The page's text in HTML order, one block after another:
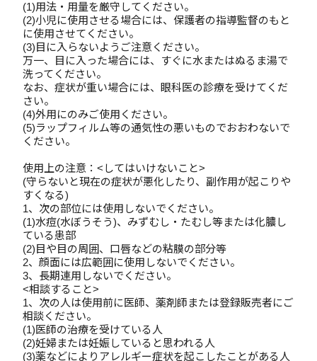
(1)用法・用量を厳守してください。
(2)小児に使用させる場合には、保護者の指導監督のもと
に使用させてください。
(3)目に入らないようご注意ください。
万一、目に入った場合には、すぐに水またはぬるま湯で
洗ってください。
なお、症状が重い場合には、眼科医の診療を受けてくだ
さい。
(4)外用にのみご使用ください。
(5)ラップフィルム等の通気性の悪いものでおおわないで
ください。
使用上の注意：<してはいけないこと>
(守らないと現在の症状が悪化したり、副作用が起こりや
すくなる)
1、次の部位には使用しないでください。
(1)水痘(水ぼうそう)、みずむし・たむし等または化膿し
ている患部
(2)目や目の周囲、口唇などの粘膜の部分等
2、顔面には広範囲に使用しないでください。
3、長期連用しないでください。
<相談すること>
1、次の人は使用前に医師、薬剤師または登録販売者にご
相談ください。
(1)医師の治療を受けている人
(2)妊婦または妊娠していると思われる人
(3)薬などによりアレルギー症状を起こしたことがある人